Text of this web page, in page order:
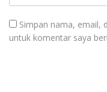
Simpan nama, email,
untuk komentar saya